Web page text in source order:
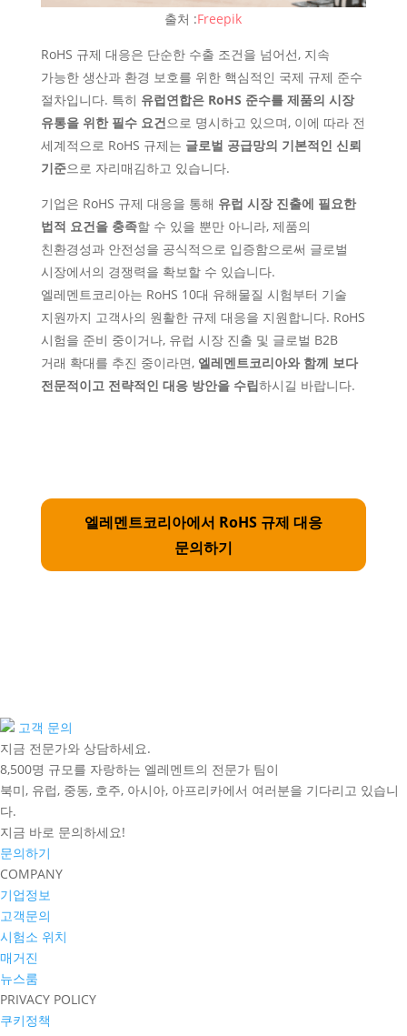
출처 :Freepik
RoHS 규제 대응은 단순한 수출 조건을 넘어선, 지속
가능한 생산과 환경 보호를 위한 핵심적인 국제 규제 준수
절차입니다. 특히 유럽연합은 RoHS 준수를 제품의 시장
유통을 위한 필수 요건으로 명시하고 있으며, 이에 따라 전
세계적으로 RoHS 규제는 글로벌 공급망의 기본적인 신뢰
기준으로 자리매김하고 있습니다.
기업은 RoHS 규제 대응을 통해 유럽 시장 진출에 필요한
법적 요건을 충족할 수 있을 뿐만 아니라, 제품의
친환경성과 안전성을 공식적으로 입증함으로써 글로벌
시장에서의 경쟁력을 확보할 수 있습니다.
엘레멘트코리아는 RoHS 10대 유해물질 시험부터 기술
지원까지 고객사의 원활한 규제 대응을 지원합니다. RoHS
시험을 준비 중이거나, 유럽 시장 진출 및 글로벌 B2B
거래 확대를 추진 중이라면, 엘레멘트코리아와 함께 보다
전문적이고 전략적인 대응 방안을 수립하시길 바랍니다.
엘레멘트코리아에서 RoHS 규제 대응
문의하기
고객 문의
지금 전문가와 상담하세요.
8,500명 규모를 자랑하는 엘레멘트의 전문가 팀이
북미, 유럽, 중동, 호주, 아시아, 아프리카에서 여러분을 기다리고 있습니
다.
지금 바로 문의하세요!
문의하기
COMPANY
기업정보
고객문의
시험소 위치
매거진
뉴스룸
PRIVACY POLICY
쿠키정책